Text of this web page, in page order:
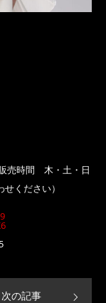
売時間 木・土・日
ください）
次の記事